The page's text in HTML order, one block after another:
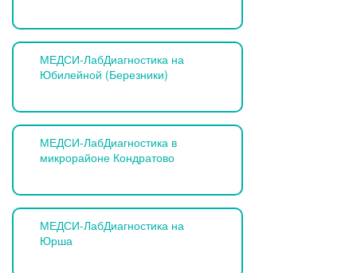
МЕДСИ-ЛабДиагностика на
Юбилейной (Березники)
МЕДСИ-ЛабДиагностика в
микрорайоне Кондратово
МЕДСИ-ЛабДиагностика на
Юрша